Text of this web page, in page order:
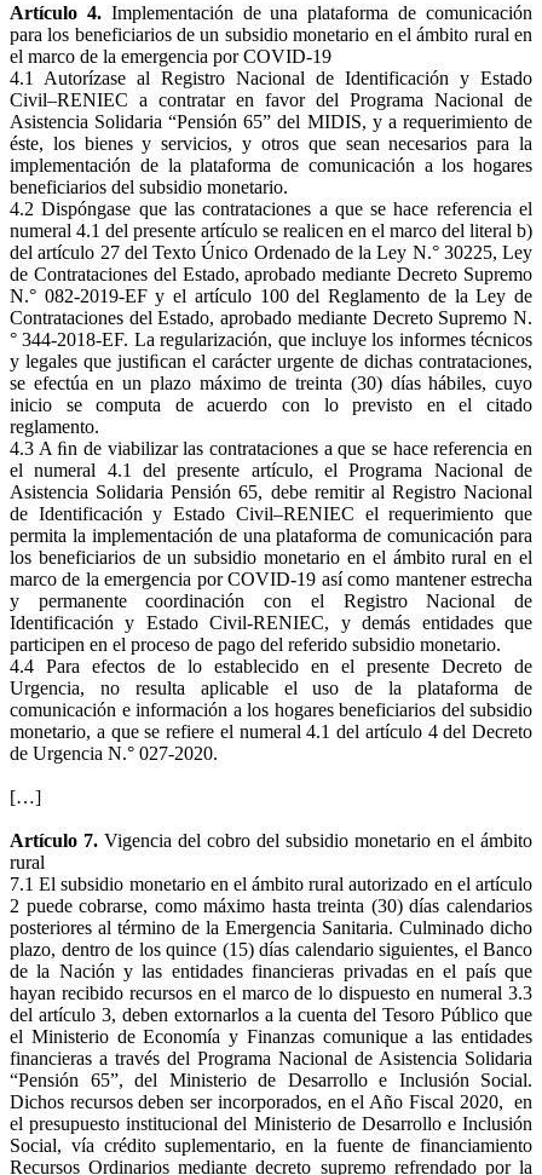
Artículo 4. Implementación de una plataforma de comunicación
para los beneficiarios de un subsidio monetario en el ámbito rural en
el marco de la emergencia por COVID-19
4.1 Autorízase al Registro Nacional de Identificación y Estado
Civil–RENIEC a contratar en favor del Programa Nacional de
Asistencia Solidaria “Pensión 65” del MIDIS, y a requerimiento de
éste, los bienes y servicios, y otros que sean necesarios para la
implementación de la plataforma de comunicación a los hogares
beneficiarios del subsidio monetario.
4.2 Dispóngase que las contrataciones a que se hace referencia el
numeral 4.1 del presente artículo se realicen en el marco del literal b)
del artículo 27 del Texto Único Ordenado de la Ley N.° 30225, Ley
de Contrataciones del Estado, aprobado mediante Decreto Supremo
N.° 082-2019-EF y el artículo 100 del Reglamento de la Ley de
Contrataciones del Estado, aprobado mediante Decreto Supremo N.
° 344-2018-EF. La regularización, que incluye los informes técnicos
y legales que justiﬁcan el carácter urgente de dichas contrataciones,
se efectúa en un plazo máximo de treinta (30) días hábiles, cuyo
inicio se computa de acuerdo con lo previsto en el citado
reglamento.
4.3 A ﬁn de viabilizar las contrataciones a que se hace referencia en
el numeral 4.1 del presente artículo, el Programa Nacional de
Asistencia Solidaria Pensión 65, debe remitir al Registro Nacional
de Identificación y Estado Civil–RENIEC el requerimiento que
permita la implementación de una plataforma de comunicación para
los beneficiarios de un subsidio monetario en el ámbito rural en el
marco de la emergencia por COVID-19 así como mantener estrecha
y permanente coordinación con el Registro Nacional de
Identificación y Estado Civil-RENIEC, y demás entidades que
participen en el proceso de pago del referido subsidio monetario.
4.4 Para efectos de lo establecido en el presente Decreto de
Urgencia, no resulta aplicable el uso de la plataforma de
comunicación e información a los hogares beneficiarios del subsidio
monetario, a que se refiere el numeral 4.1 del artículo 4 del Decreto
de Urgencia N.° 027-2020.
[…]
Artículo 7. Vigencia del cobro del subsidio monetario en el ámbito
rural
7.1 El subsidio monetario en el ámbito rural autorizado en el artículo
2 puede cobrarse, como máximo hasta treinta (30) días calendarios
posteriores al término de la Emergencia Sanitaria. Culminado dicho
plazo, dentro de los quince (15) días calendario siguientes, el Banco
de la Nación y las entidades financieras privadas en el país que
hayan recibido recursos en el marco de lo dispuesto en numeral 3.3
del artículo 3, deben extornarlos a la cuenta del Tesoro Público que
el Ministerio de Economía y Finanzas comunique a las entidades
financieras a través del Programa Nacional de Asistencia Solidaria
“Pensión 65”, del Ministerio de Desarrollo e Inclusión Social.
Dichos recursos deben ser incorporados, en el Año Fiscal 2020, en
el presupuesto institucional del Ministerio de Desarrollo e Inclusión
Social, vía crédito suplementario, en la fuente de financiamiento
Recursos Ordinarios mediante decreto supremo refrendado por la